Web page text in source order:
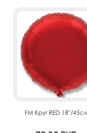
FM Круг RED 18"/